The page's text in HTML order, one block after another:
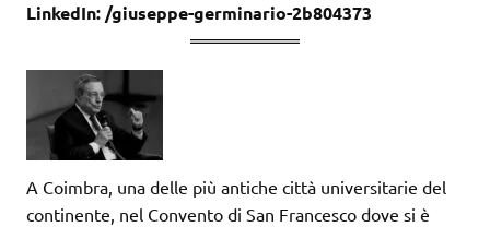
LinkedIn: /giuseppe-germinario-2b804373
A Coimbra, una delle più antiche città universitarie del
continente, nel Convento di San Francesco dove si è